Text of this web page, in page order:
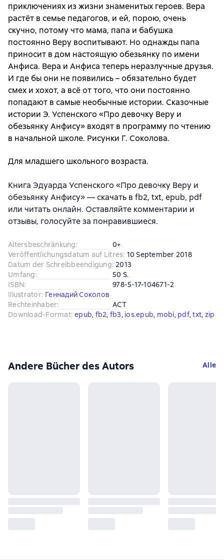
приключениях из жизни знаменитых героев. Вера
растёт в семье педагогов, и ей, порою, очень
скучно, потому что мама, папа и бабушка
постоянно Веру воспитывают. Но однажды папа
приносит в дом настоящую обезьянку по имени
Анфиса. Вера и Анфиса теперь неразлучные друзья.
И где бы они не появились – обязательно будет
смех и хохот, а всё от того, что они постоянно
попадают в самые необычные истории. Сказочные
истории Э. Успенского «Про девочку Веру и
обезьянку Анфису» входят в программу по чтению
в начальной школе. Рисунки Г. Соколова.
Для младшего школьного возраста.
Книга Эдуарда Успенского «Про девочку Веру и
обезьянку Анфису» — скачать в fb2, txt, epub, pdf
или читать онлайн. Оставляйте комментарии и
отзывы, голосуйте за понравившиеся.
Altersbeschränkung:
0+
Veröffentlichungsdatum auf Litres: 10 September 2018
Datum der Schreibbeendigung: 2013
Umfang:
50 S.
ISBN:
978-5-17-104671-2
Illustrator: Геннадий Соколов
Rechteinhaber:
АСТ
Download-Format: epub, fb2, fb3, ios.epub, mobi, pdf, txt, zip
Andere Bücher des Autors Alle